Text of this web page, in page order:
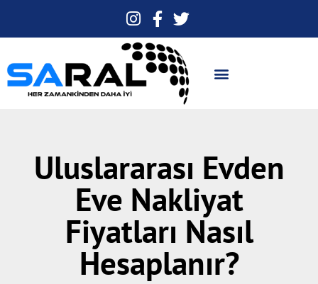
Uluslararası Evden
Eve Nakliyat
Fiyatları Nasıl
Hesaplanır?